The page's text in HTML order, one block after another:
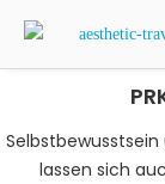
lassen sich